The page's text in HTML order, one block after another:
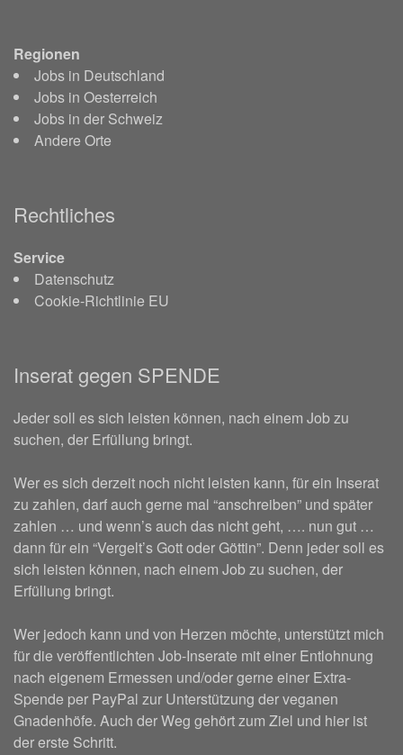
Regionen
Jobs in Deutschland
Jobs in Oesterreich
Jobs in der Schweiz
Andere Orte
Rechtliches
Service
Datenschutz
Cookie-Richtlinie EU
Inserat gegen SPENDE
Jeder soll es sich leisten können, nach einem Job zu
suchen, der Erfüllung bringt.
Wer es sich derzeit noch nicht leisten kann, für ein Inserat
zu zahlen, darf auch gerne mal “anschreiben” und später
zahlen … und wenn’s auch das nicht geht, …. nun gut …
dann für ein “Vergelt’s Gott oder Göttin”. Denn jeder soll es
sich leisten können, nach einem Job zu suchen, der
Erfüllung bringt.
Wer jedoch kann und von Herzen möchte, unterstützt mich
für die veröffentlichten Job-Inserate mit einer Entlohnung
nach eigenem Ermessen und/oder gerne einer Extra-
Spende per PayPal zur Unterstützung der veganen
Gnadenhöfe. Auch der Weg gehört zum Ziel und hier ist
der erste Schritt.